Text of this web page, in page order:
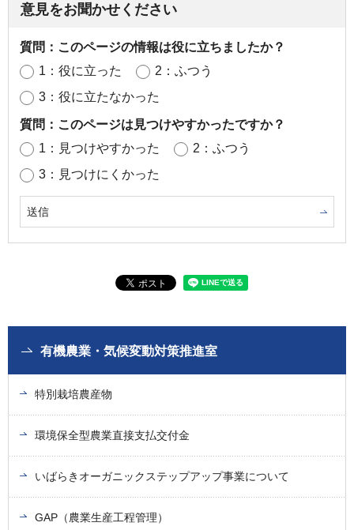
意見をお聞かせください
質問：このページの情報は役に立ちましたか？
1：役に立った
2：ふつう
3：役に立たなかった
質問：このページは見つけやすかったですか？
1：見つけやすかった
2：ふつう
3：見つけにくかった
有機農業・気候変動対策推進室
特別栽培農産物
環境保全型農業直接支払交付金
いばらきオーガニックステップアップ事業について
GAP（農業生産工程管理）